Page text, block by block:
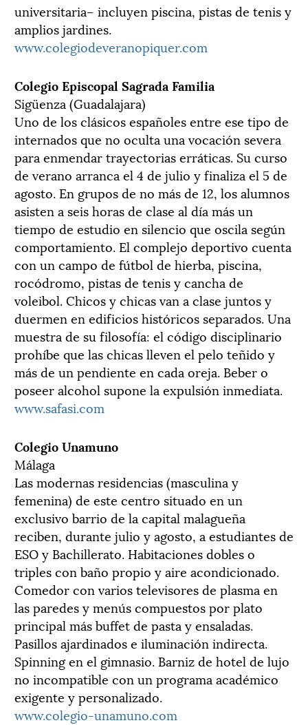
universitaria– incluyen piscina, pistas de tenis y
amplios jardines.
www.colegiodeveranopiquer.com
Colegio Episcopal Sagrada Familia
Sigüenza (Guadalajara)
Uno de los clásicos españoles entre ese tipo de
internados que no oculta una vocación severa
para enmendar trayectorias erráticas. Su curso
de verano arranca el 4 de julio y finaliza el 5 de
agosto. En grupos de no más de 12, los alumnos
asisten a seis horas de clase al día más un
tiempo de estudio en silencio que oscila según
comportamiento. El complejo deportivo cuenta
con un campo de fútbol de hierba, piscina,
rocódromo, pistas de tenis y cancha de
voleibol. Chicos y chicas van a clase juntos y
duermen en edificios históricos separados. Una
muestra de su filosofía: el código disciplinario
prohíbe que las chicas lleven el pelo teñido y
más de un pendiente en cada oreja. Beber o
poseer alcohol supone la expulsión inmediata.
www.safasi.com
Colegio Unamuno
Málaga
Las modernas residencias (masculina y
femenina) de este centro situado en un
exclusivo barrio de la capital malagueña
reciben, durante julio y agosto, a estudiantes de
ESO y Bachillerato. Habitaciones dobles o
triples con baño propio y aire acondicionado.
Comedor con varios televisores de plasma en
las paredes y menús compuestos por plato
principal más buffet de pasta y ensaladas.
Pasillos ajardinados e iluminación indirecta.
Spinning en el gimnasio. Barniz de hotel de lujo
no incompatible con un programa académico
exigente y personalizado.
www.colegio-unamuno.com